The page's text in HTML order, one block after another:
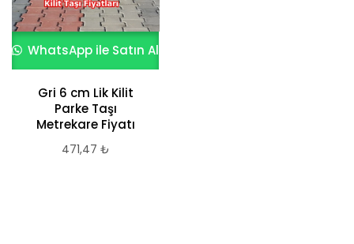
WhatsApp ile Satın Al
Gri 6 cm Lik Kilit
Parke Taşı
Metrekare Fiyatı
471,47 ₺